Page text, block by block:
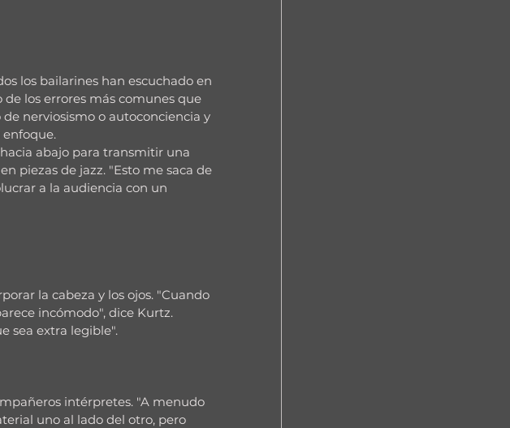
los bailarines han escuchado en
los errores más comunes que
nerviosismo o autoconciencia y
enfoque.
abajo para transmitir una
piezas de jazz. "Esto me saca de
a la audiencia con un
la cabeza y los ojos. "Cuando
incómodo", dice Kurtz.
sea extra legible".
intérpretes. "A menudo
uno al lado del otro, pero